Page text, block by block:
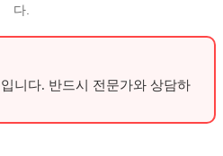
다.
니다. 반드시 전문가와 상담하